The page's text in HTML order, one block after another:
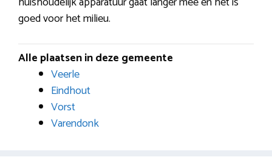
goed voor het milieu.
Alle plaatsen in deze gemeente
Veerle
Eindhout
Vorst
Varendonk